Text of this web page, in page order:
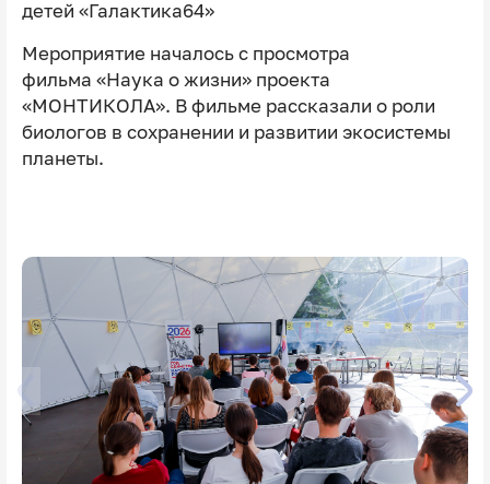
детей «Галактика64»
Мероприятие началось с просмотра
фильма «Наука о жизни» проекта
«МОНТИКОЛА». В фильме рассказали о роли
биологов в сохранении и развитии экосистемы
планеты.